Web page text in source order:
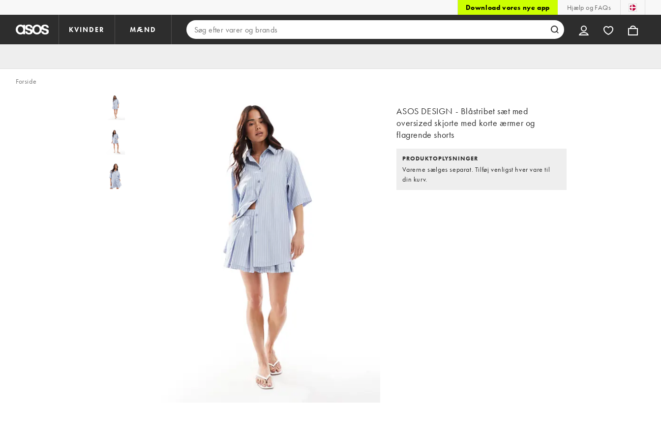
Download vores nye app Hjælp og FAQs
KVINDER MÆND
Forside
ASOS DESIGN - Blåstribet sæt med
oversized skjorte med korte ærmer og
flagrende shorts
PRODUKTOPLYSNINGER
Varerne sælges separat. Tilføj venligst hver vare til
din kurv.